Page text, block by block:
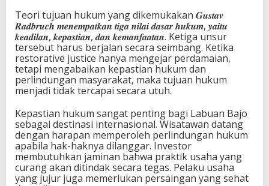
Teori tujuan hukum yang dikemukakan 𝑮𝒖𝒔𝒕𝒂𝒗
𝑹𝒂𝒅𝒃𝒓𝒖𝒄𝒉 𝒎𝒆𝒏𝒆𝒎𝒑𝒂𝒕𝒌𝒂𝒏 𝒕𝒊𝒈𝒂 𝒏𝒊𝒍𝒂𝒊 𝒅𝒂𝒔𝒂𝒓 𝒉𝒖𝒌𝒖𝒎, 𝒚𝒂𝒊𝒕𝒖
𝒌𝒆𝒂𝒅𝒊𝒍𝒂𝒏, 𝒌𝒆𝒑𝒂𝒔𝒕𝒊𝒂𝒏, 𝒅𝒂𝒏 𝒌𝒆𝒎𝒂𝒏𝒇𝒂𝒂𝒕𝒂𝒏. Ketiga unsur
tersebut harus berjalan secara seimbang. Ketika
restorative justice hanya mengejar perdamaian,
tetapi mengabaikan kepastian hukum dan
perlindungan masyarakat, maka tujuan hukum
menjadi tidak tercapai secara utuh.
Kepastian hukum sangat penting bagi Labuan Bajo
sebagai destinasi internasional. Wisatawan datang
dengan harapan memperoleh perlindungan hukum
apabila hak-haknya dilanggar. Investor
membutuhkan jaminan bahwa praktik usaha yang
curang akan ditindak secara tegas. Pelaku usaha
yang jujur juga memerlukan persaingan yang sehat